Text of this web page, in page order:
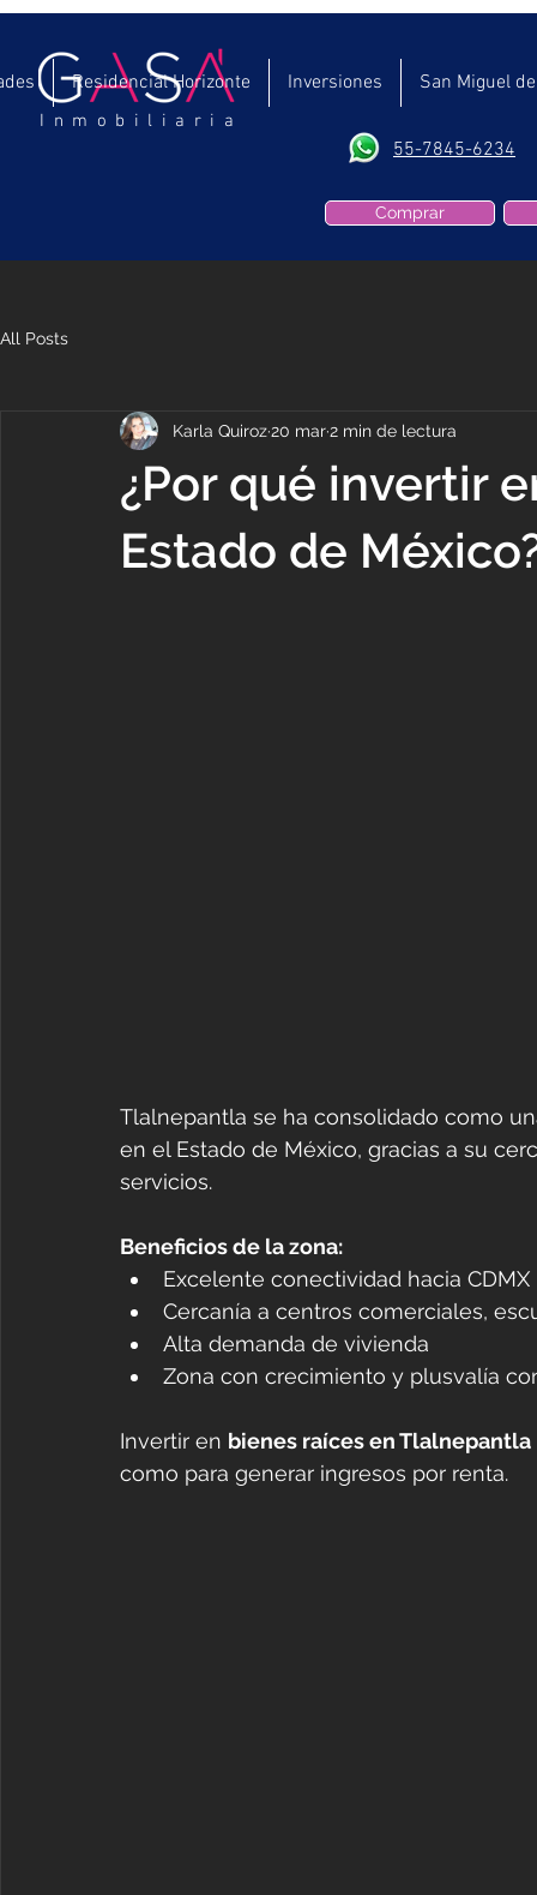
Inmobiliaria
Residencial Horizonte Inversiones San Miguel
55-7845-6234
Comprar
All Posts
¿Por qué invertir
Estado de
Karla Quiroz20 mar2 min de lectura
Tlalnepantla se ha consolidado como
en el Estado de México, gracias a su
servicios.
Beneficios de la zona:
Excelente conectividad hacia CDMX
Cercanía a centros comerciales,
Alta demanda de vivienda
Zona con crecimiento y plusvalía
Invertir en bienes raíces en Tlalnepantla
como para generar ingresos por renta.